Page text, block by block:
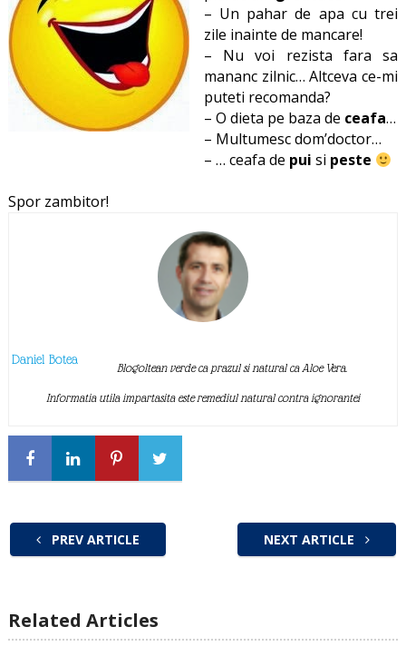
– Un pahar de apa cu trei
zile inainte de mancare!
– Nu voi rezista fara sa
mananc zilnic… Altceva ce-mi
puteti recomanda?
– O dieta pe baza de ceafa…
– Multumesc dom’doctor…
– … ceafa de pui si peste
Spor zambitor!
Daniel Botea
Blogoltean verde ca prazul si natural ca Aloe Vera.
Informatia utila impartasita este remediul natural contra ignorantei
PREV ARTICLE NEXT ARTICLE
Related Articles